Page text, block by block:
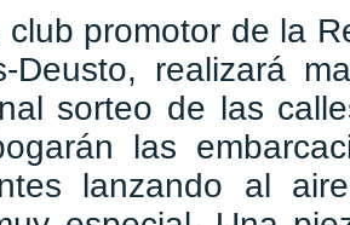
club promotor de la
Deusto, realizará
sorteo de las
las
lanzando al